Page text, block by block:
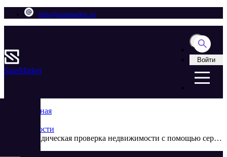
info@saasmarket.ru
SaasMarket
Войти
Главная
Новости
Юридическая проверка недвижимости с помощью сервиса «Эксперт-проверка» от Контур.Недвижимость